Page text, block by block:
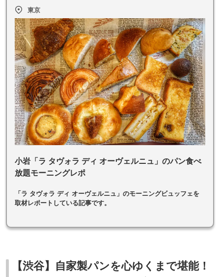
東京
小岩「ラ タヴォラ ディ オーヴェルニュ」のパン食べ
放題モーニングレポ
「ラ タヴォラ ディ オーヴェルニュ」のモーニングビュッフェを
取材レポートしている記事です。
【渋谷】自家製パンを心ゆくまで堪能！